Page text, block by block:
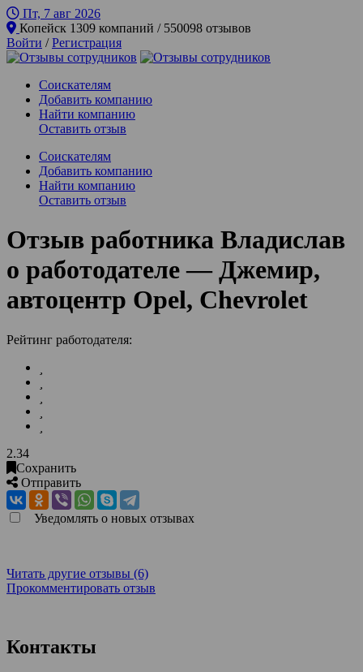
Пт, 7 авг 2026
Копейск
1309 компаний / 550098 отзывов
Войти /Регистрация
Соискателям
Добавить компанию
Найти компанию
Оставить отзыв
Соискателям
Добавить компанию
Найти компанию
Оставить отзыв
Отзыв работника Владислав
о работодателе — Джемир,
автоцентр Opel, Chevrolet
Рейтинг работодателя:
2.34
Сохранить
Отправить
Уведомлять о новых отзывах
Читать другие отзывы (6)
Прокомментировать отзыв
Контакты